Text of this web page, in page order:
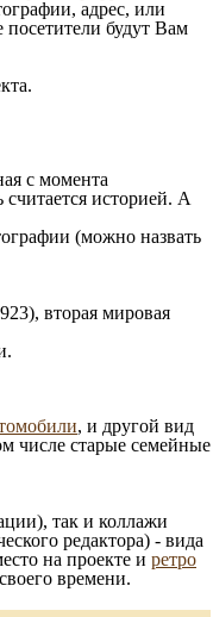
адрес, или
будут Вам
c момента
историей. А
(можно назвать
вторая мировая
, и другой вид
числе старые семейные
так и коллажи
редактора) - вида
на проекте и ретро
времени.